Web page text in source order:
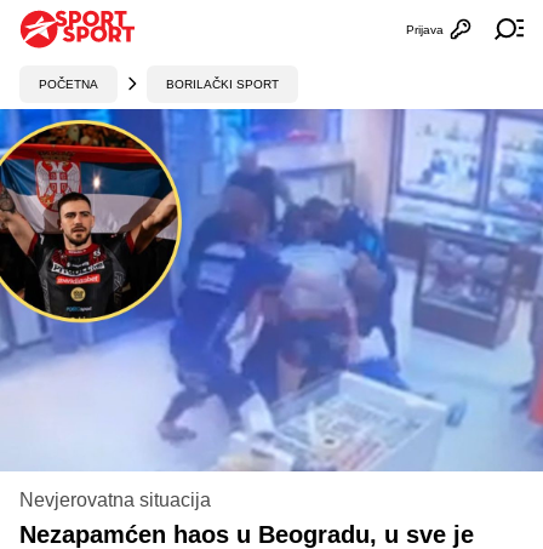
Otvori
Prijava
POČETNA BORILAČKI SPORT
Nevjerovatna situacija
Nezapamćen haos u Beogradu, u sve je